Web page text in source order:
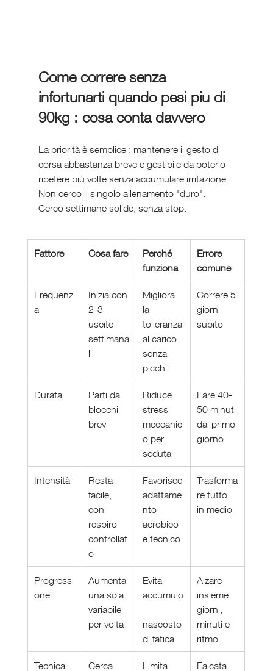
Come correre senza
infortunarti quando pesi piu di
90kg : cosa conta davvero
La priorità è semplice : mantenere il gesto di
corsa abbastanza breve e gestibile da poterlo
ripetere più volte senza accumulare irritazione.
Non cerco il singolo allenamento "duro".
Cerco settimane solide, senza stop.
Fattore Cosa fare
Perché
funziona
Errore
comune
Frequenz
a
Inizia con
2-3
uscite
settimana
li
Migliora
la
tolleranza
al carico
senza
picchi
Correre 5
giorni
subito
Durata
Parti da
blocchi
brevi
Riduce
stress
meccanic
o per
seduta
Fare 40-
50 minuti
dal primo
giorno
Intensità
Resta
facile,
con
respiro
controllat
o
Favorisce
adattame
nto
aerobico
e tecnico
Trasforma
re tutto
in medio
Progressi
one
Aumenta
una sola
variabile
per volta
Evita
accumulo
nascosto
di fatica
Alzare
insieme
giorni,
minuti e
ritmo
Tecnica
Cerca
Limita
Falcata